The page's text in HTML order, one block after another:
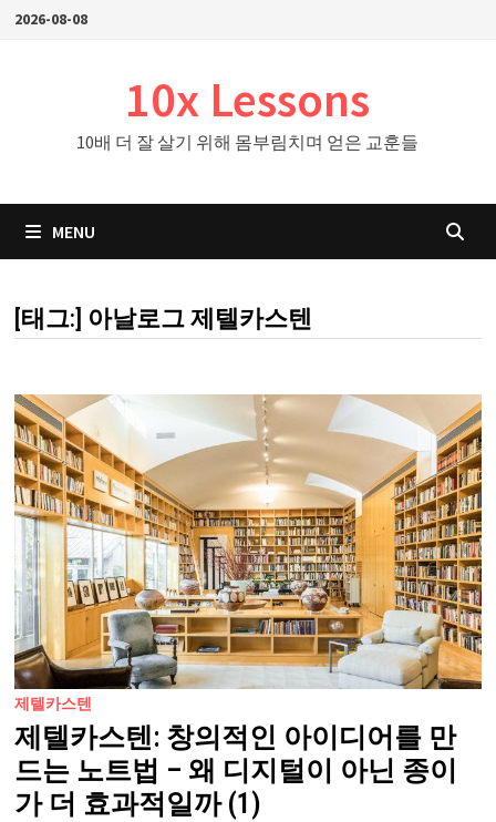
Skip2026-08-08
10x Lessons
10배 더 잘 살기 위해 몸부림치며 얻은 교훈들
MENU
[태그:] 아날로그 제텔카스텐
제텔카스텐
제텔카스텐: 창의적인 아이디어를 만
드는 노트법 – 왜 디지털이 아닌 종이
가 더 효과적일까 (1)